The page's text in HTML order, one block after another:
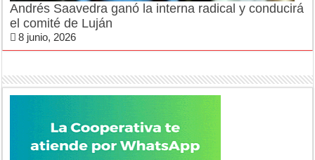
Andrés Saavedra ganó la interna radical y conducirá
el comité de Luján
8 junio, 2026